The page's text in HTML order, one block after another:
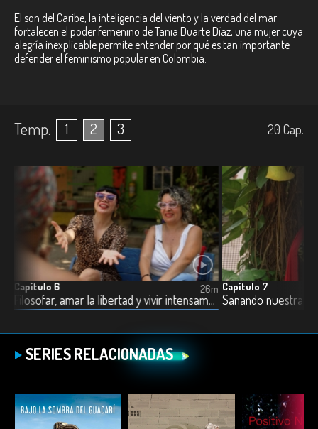
El son del Caribe, la inteligencia del viento y la verdad del mar
fortalecen el poder femenino de Tania Duarte Díaz, una mujer cuya
alegría inexplicable permite entender por qué es tan importante
defender el feminismo popular en Colombia.
Temp. 1 2 3 20 Cap.
Capítulo 6
Filosofar, amar la libertad y vivir intensamente
26m Capítulo 7
Sanando nuestra
SERIES RELACIONADAS